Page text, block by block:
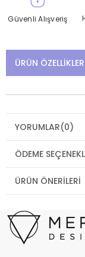
Güvenli Alışveriş
ÜRÜN
YORUMLAR(0)
ÖDEME
ÜRÜN ÖNERILERI